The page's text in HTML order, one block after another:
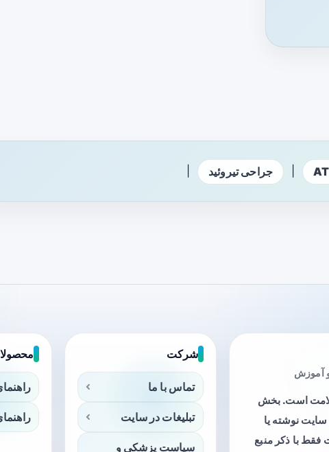
جراحی تیروئید
آموزش
است. بخش
نوشته یا
فقط با ذکر منبع
شرکت
تماس با ما
تبلیغات در سایت
سیاست پزشکی و